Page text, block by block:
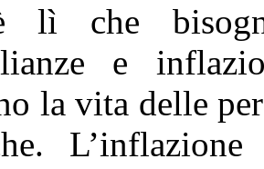
lì che
e
la vita delle